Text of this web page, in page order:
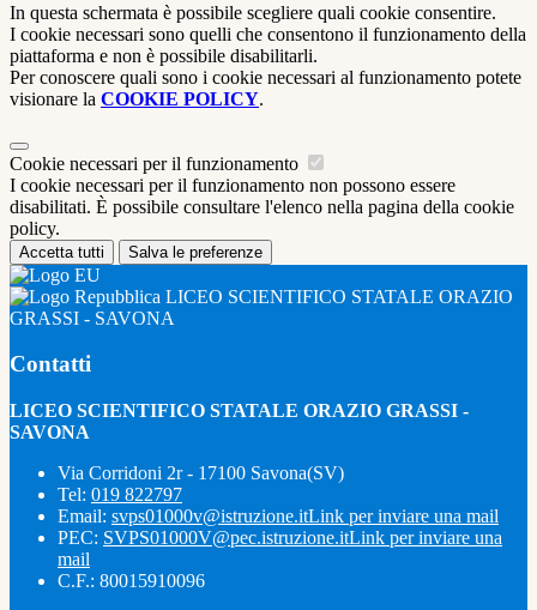
In questa schermata è possibile scegliere quali cookie consentire.
I cookie necessari sono quelli che consentono il funzionamento della
piattaforma e non è possibile disabilitarli.
Per conoscere quali sono i cookie necessari al funzionamento potete
visionare la COOKIE POLICY.
Cookie necessari per il funzionamento
I cookie necessari per il funzionamento non possono essere
disabilitati. È possibile consultare l'elenco nella pagina della cookie
policy.
Accetta tutti Salva le preferenze
LICEO SCIENTIFICO STATALE ORAZIO
GRASSI - SAVONA
Contatti
LICEO SCIENTIFICO STATALE ORAZIO GRASSI -
SAVONA
Via Corridoni 2r - 17100 Savona(SV)
Tel: 019 822797
Email: svps01000v@istruzione.itLink per inviare una mail
PEC: SVPS01000V@pec.istruzione.itLink per inviare una
mail
C.F.: 80015910096